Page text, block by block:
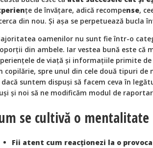
țe de învățare, adică recompense,
din nou. Și așa se perpetuează bucla
oamenilor nu sunt fie într-o
din ambele. Iar vestea bună este că
de viață și informațiile primite
copilărie, spre unul din cele două tipuri
dacă suntem dispuși să facem ceva în
și noi să ne modificăm modul de
se cultivă o mentalitate
Fii atent cum reacționezi la o